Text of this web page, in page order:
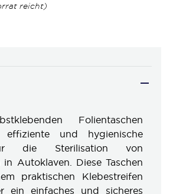
reicht)
Folientaschen
und hygienische
die Sterilisation von
in Autoklaven. Diese Taschen
praktischen Klebestreifen
ein einfaches und sicheres